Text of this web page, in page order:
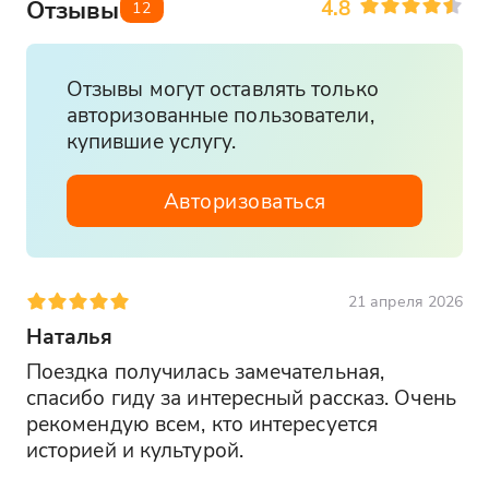
Ветераны ВОВ, блокадники: по
При отсутствии документов тур на туриста
пересчитывается по полной стоимости.
Важно:
Туроператор оставляет за собой право
вносить изменения в программу
туристского продукта без уменьшения
общего объема и качества услуг
При покупке ж/д и авиабилетов
настоятельно рекомендуем обратить
внимание: время возвращения указано
ориентировочное!
Отзывы 12 4.8
Отзывы могут оставлять только
авторизованные пользователи,
купившие услугу.
Авторизоваться
21 апреля 2026
Наталья
Поездка получилась замечательная,
спасибо гиду за интересный рассказ. Очень
рекомендую всем, кто интересуется
историей и культурой.